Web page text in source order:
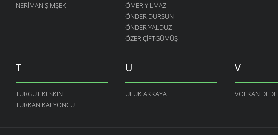
NERIMAN ŞIMŞEK
ÖMER YILMAZ
ÖNDER DURSUN
ÖNDER YALDUZ
ÖZER ÇIFTGÜMÜŞ
T
TURGUT KESKIN
TÜRKAN KALYONCU
U
UFUK AKKAYA
V
VOLKAN DEDE